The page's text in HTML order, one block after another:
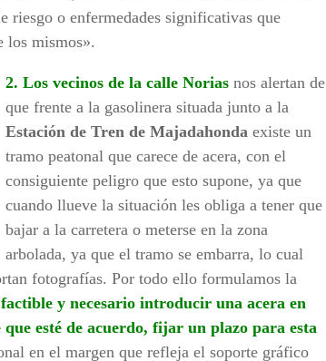
riesgo o enfermedades significativas que
los mismos».
2. Los vecinos de la calle Norias nos alertan de
que frente a la gasolinera situada junto a la
Estación de Tren de Majadahonda existe un
tramo peatonal que carece de acera, con el
consiguiente peligro que esto supone, ya que
cuando llueve la situación les obliga a tener que
bajar a la carretera o meterse en la zona
arbolada, ya que el tramo se embarra, lo cual
fotografías. Por todo ello formulamos la
y necesario introducir una acera en
esté de acuerdo, fijar un plazo para esta
en el margen que refleja el soporte gráfico